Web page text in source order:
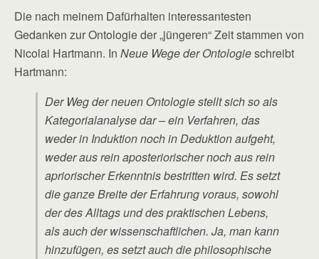
Die nach meinem Dafürhalten interessantesten
Gedanken zur Ontologie der „jüngeren“ Zeit stammen von
Nicolai Hartmann. In Neue Wege der Ontologieschreibt
Hartmann:
Der Weg der neuen Ontologie stellt sich so als
Kategorialanalyse dar – ein Verfahren, das
weder in Induktion noch in Deduktion aufgeht,
weder aus rein aposteriorischer noch aus rein
apriorischer Erkenntnis bestritten wird. Es setzt
die ganze Breite der Erfahrung voraus, sowohl
der des Alltags und des praktischen Lebens,
als auch der wissenschaftlichen. Ja, man kann
hinzufügen, es setzt auch die philosophische